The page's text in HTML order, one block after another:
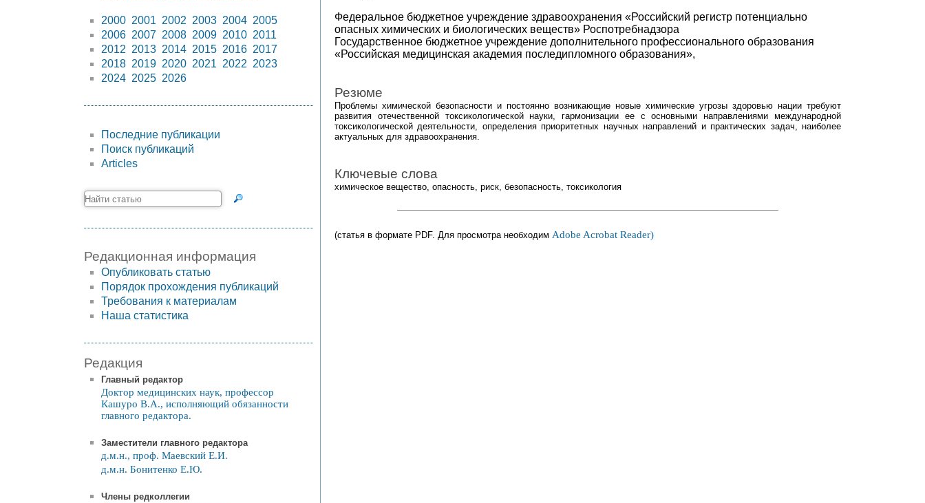
2000 2001 2002 2003 2004 2005
2006 2007 2008 2009 2010 2011
2012 2013 2014 2015 2016 2017
2018 2019 2020 2021 2022 2023
2024 2025 2026
Последние публикации
Поиск публикаций
Articles
Редакционная информация
Опубликовать статью
Порядок прохождения публикаций
Требования к материалам
Наша статистика
Редакция
Главный редактор
Доктор медицинских наук, профессор
Кашуро В.А., исполняющий обязанности
главного редактора.
Заместители главного редактора
д.м.н., проф. Маевский Е.И.
д.м.н. Бонитенко Е.Ю.
Члены редколлегии
Федеральное бюджетное учреждение здравоохранения «Российский регистр потенциально
опасных химических и биологических веществ» Роспотребнадзора
Государственное бюджетное учреждение дополнительного профессионального образования
«Российская медицинская академия последипломного образования»,
Резюме
Проблемы химической безопасности и постоянно возникающие новые химические угрозы здоровью нации требуют
развития отечественной токсикологической науки, гармонизации ее с основными направлениями международной
токсикологической деятельности, определения приоритетных научных направлений и практических задач, наиболее
актуальных для здравоохранения.
Ключевые слова
химическое вещество, опасность, риск, безопасность, токсикология
(статья в формате PDF. Для просмотра необходим Adobe Acrobat Reader)